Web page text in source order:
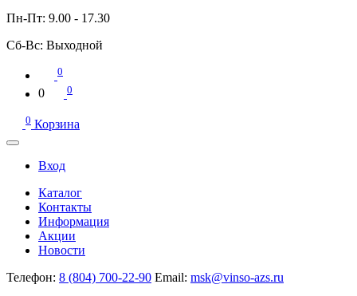
Пн-Пт: 9.00 - 17.30
Сб-Вс: Выходной
0
0 0
0 Корзина
Вход
Каталог
Контакты
Информация
Акции
Новости
Телефон: 8 (804) 700-22-90 Email: msk@vinso-azs.ru